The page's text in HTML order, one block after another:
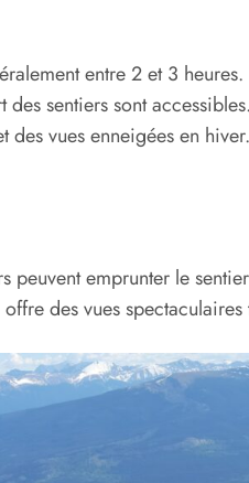
entre 2 et 3 heures.
sentiers sont accessibles.
vues enneigées en hiver.
peuvent emprunter le
des vues